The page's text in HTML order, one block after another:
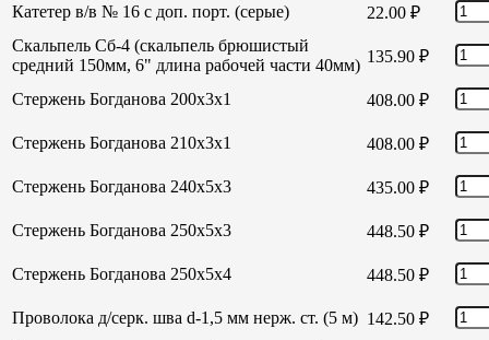
Катетер в/в № 16 с доп. порт. (серые) 22.00 ₽
Скальпель Сб-4 (скальпель брюшистый
средний 150мм, 6" длина рабочей части 40мм) 135.90 ₽
Стержень Богданова 200х3х1 408.00 ₽
Стержень Богданова 210х3х1 408.00 ₽
Стержень Богданова 240х5х3 435.00 ₽
Стержень Богданова 250х5х3 448.50 ₽
Стержень Богданова 250х5х4 448.50 ₽
Проволока д/серк. шва d-1,5 мм нерж. ст. (5 м) 142.50 ₽